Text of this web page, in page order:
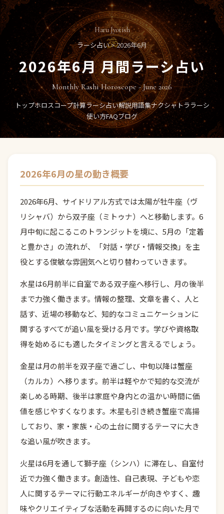
Haru Jyotish
ラーシ占い> 2026年6月
2026年6月 月間ラーシ占い
Monthly Rashi Horoscope - June 2026
トップホロスコープ計算ラーシ占い解説用語集ナクシャトララーシ
使い方FAQブログ
2026年6月の星の動き概要
2026年6月、サイドリアル方式では太陽が牡牛座（ヴ
リシャバ）から双子座（ミトゥナ）へと移動します。6
月中旬に起こるこのトランジットを境に、5月の「定着
と豊かさ」の流れが、「対話・学び・情報交換」を主
役とする俊敏な雰囲気へと切り替わっていきます。
水星は6月前半に自室である双子座へ移行し、月の後半
まで力強く働きます。情報の整理、文章を書く、人と
話す、近場の移動など、知的なコミュニケーションに
関するすべてが追い風を受ける月です。学びや資格取
得を始めるにも適したタイミングと言えるでしょう。
金星は月の前半を双子座で過ごし、中旬以降は蟹座
（カルカ）へ移ります。前半は軽やかで知的な交流が
楽しめる時期、後半は家庭や身内との温かい時間に価
値を感じやすくなります。木星も引き続き蟹座で高揚
しており、家・家族・心の土台に関するテーマに大き
な追い風が吹きます。
火星は6月を通して獅子座（シンハ）に滞在し、自室付
近で力強く働きます。創造性、自己表現、子どもや恋
人に関するテーマに行動エネルギーが向きやすく、趣
味やクリエイティブな活動を再開するのに向いた月で